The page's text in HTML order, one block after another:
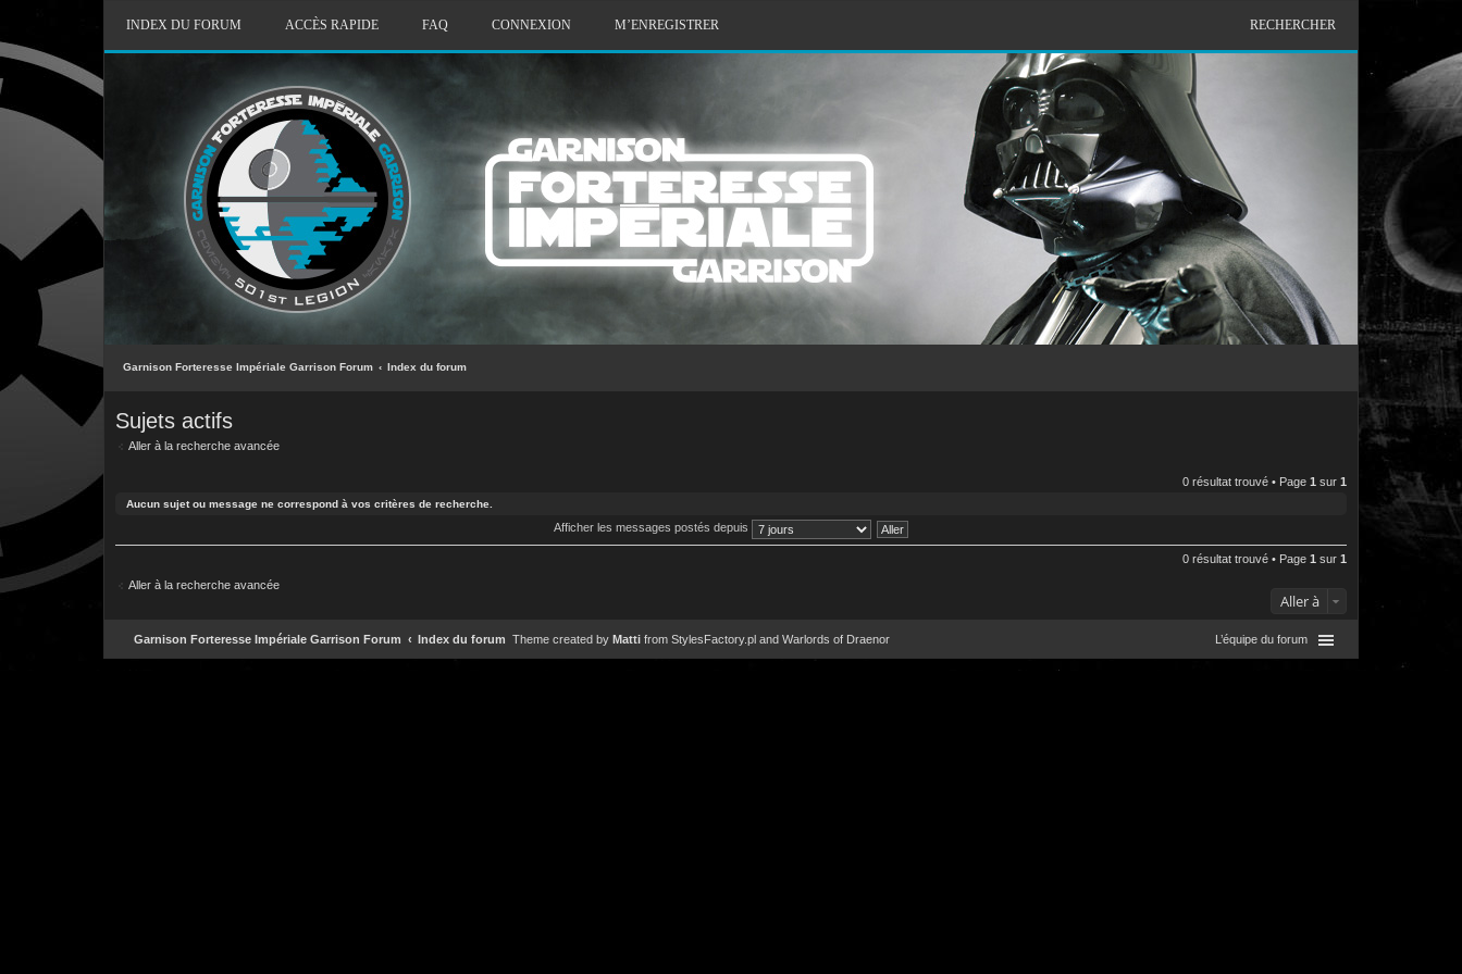
INDEX DU FORUM ACCÈS RAPIDE FAQ CONNEXION M’ENREGISTRER RECHERCHER
Garnison Forteresse Impériale Garrison Forum Index du forum
Sujets actifs
Aller à la recherche avancée
0 résultat trouvé • Page 1 sur 1
Aucun sujet ou message ne correspond à vos critères de recherche.
Afficher les messages postés depuis
0 résultat trouvé • Page 1 sur 1
Aller à la recherche avancée
Aller à
Garnison Forteresse Impériale Garrison Forum Index du forum Theme created by Matti from StylesFactory.pl and Warlords of Draenor L’équipe du forum